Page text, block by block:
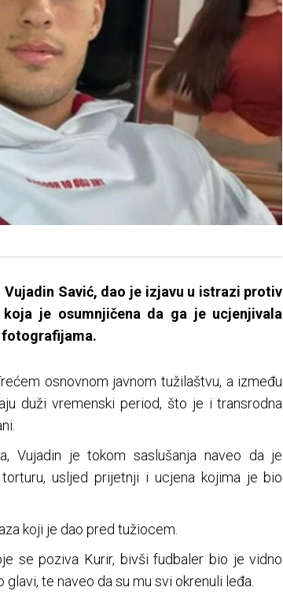
Vujadin Savić, dao je izjavu u istrazi protiv
je osumnjičena da ga je ucjenjivala
osnovnom javnom tužilaštvu, a između
duži vremenski period, što je i transrodna
Vujadin je tokom saslušanja naveo da je
usljed prijetnji i ucjena kojima je bio
koji je dao pred tužiocem.
se poziva Kurir, bivši fudbaler bio je vidno
te naveo da su mu svi okrenuli leđa.